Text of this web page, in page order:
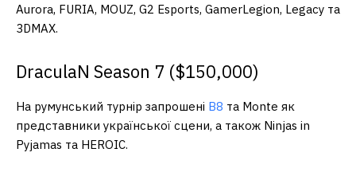
Aurora, FURIA, MOUZ, G2 Esports, GamerLegion, Legacy та
3DMAX.
DraculaN Season 7 ($150,000)
На румунський турнір запрошені B8 та Monte як
представники української сцени, а також Ninjas in
Pyjamas та HEROIC.